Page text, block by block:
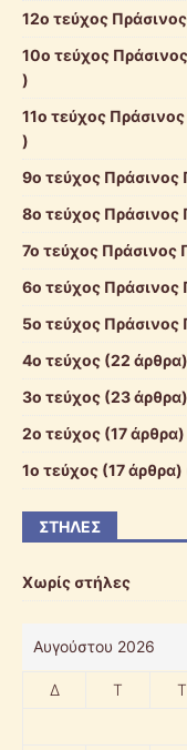
12ο τεύχος
10ο τεύχος
)
11ο τεύχος
)
9ο τεύχος Πράσινος
8ο τεύχος Πράσινος
7ο τεύχος Πράσινος
6ο τεύχος Πράσινος
5ο τεύχος
4ο τεύχος (22
3ο τεύχος (23
2ο τεύχος (17
1ο τεύχος (17
ΣΤΉΛΕΣ
Χωρίς στήλες
Αυγούστου 2026
Δ Τ Τ